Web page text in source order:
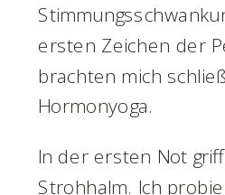
ersten Zeichen der
brachten mich
Hormonyoga.
In der ersten Not
Strohhalm. Ich